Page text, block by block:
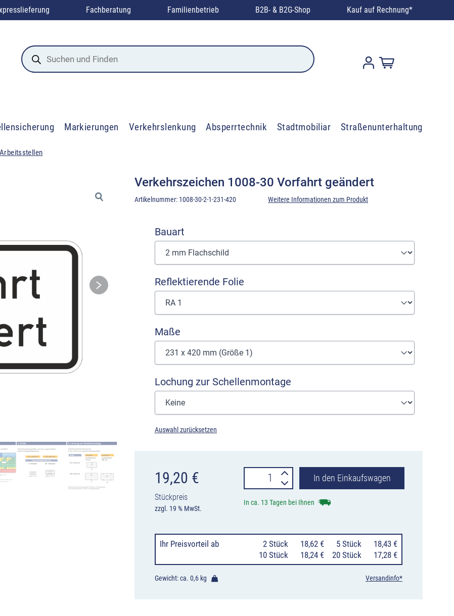
Fachberatung Familienbetrieb B2B- & B2G-Shop Kauf auf Rechnung*
Products
search
Markierungen Verkehrslenkung Absperrtechnik Stadtmobiliar Straßenunterhaltung
Verkehrszeichen 1008-30 Vorfahrt geändert
Artikelnummer: 1008-30-2-1-231-420 Weitere Informationen zum Produkt
Bauart
Reflektierende Folie
Maße
Lochung zur Schellenmontage
Auswahl zurücksetzen
19,20 €
Stückpreis
zzgl. 19 % MwSt.
Verkehrszeichen
1008-
Vorfahrt
geändert
Menge
In den Einkaufswagen
In ca. 13 Tagen bei Ihnen
Ihr Preisvorteil ab 2 Stück 18,62 € 5 Stück
18,43 €
10 Stück
18,24 € 20 Stück 17,28 €
Gewicht: ca. 0,6 kg Versandinfo*